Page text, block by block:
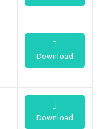
Download
Download